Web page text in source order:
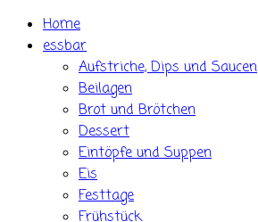
Skip Home
essbar
Aufstriche, Dips und Saucen
Beilagen
Brot und Brötchen
Dessert
Eintöpfe und Suppen
Eis
Festtage
Frühstück